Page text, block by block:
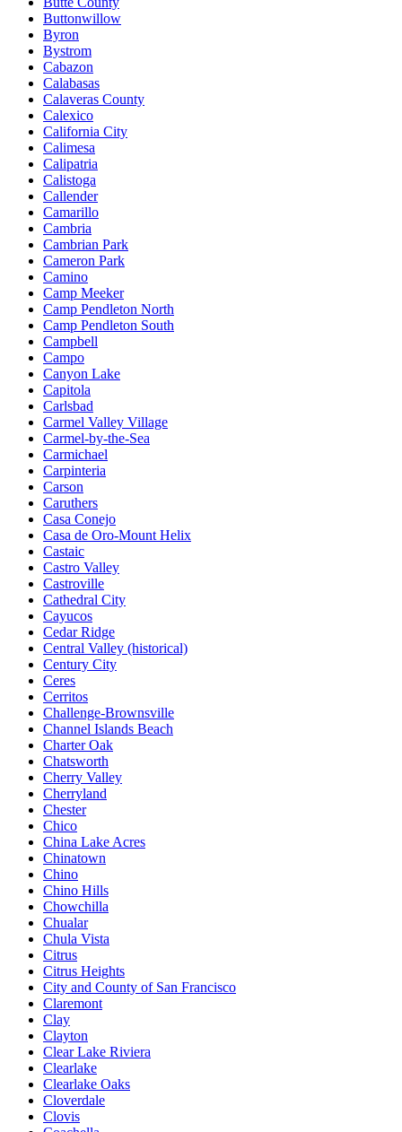
Buttonwillow
Byron
Bystrom
Cabazon
Calabasas
Calaveras County
Calexico
California City
Calimesa
Calipatria
Calistoga
Callender
Camarillo
Cambria
Cambrian Park
Cameron Park
Camino
Camp Meeker
Camp Pendleton North
Camp Pendleton South
Campbell
Campo
Canyon Lake
Capitola
Carlsbad
Carmel Valley Village
Carmel-by-the-Sea
Carmichael
Carpinteria
Carson
Caruthers
Casa Conejo
Casa de Oro-Mount Helix
Castaic
Castro Valley
Castroville
Cathedral City
Cayucos
Cedar Ridge
Central Valley (historical)
Century City
Ceres
Cerritos
Challenge-Brownsville
Channel Islands Beach
Charter Oak
Chatsworth
Cherry Valley
Cherryland
Chester
Chico
China Lake Acres
Chinatown
Chino
Chino Hills
Chowchilla
Chualar
Chula Vista
Citrus
Citrus Heights
City and County of San Francisco
Claremont
Clay
Clayton
Clear Lake Riviera
Clearlake
Clearlake Oaks
Cloverdale
Clovis